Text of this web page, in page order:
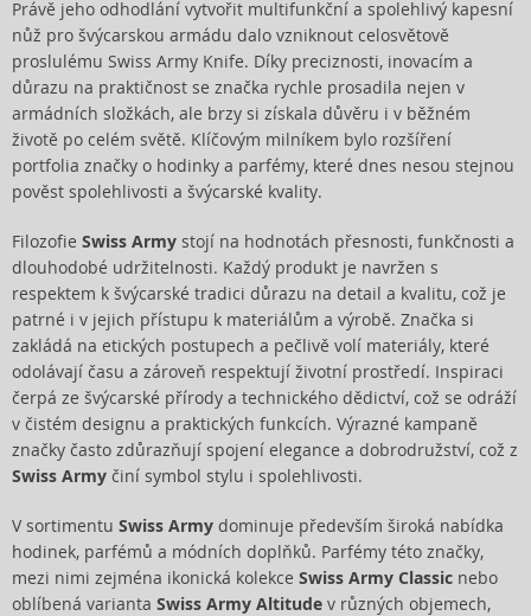
Právě jeho odhodlání vytvořit multifunkční a spolehlivý kapesní
nůž pro švýcarskou armádu dalo vzniknout celosvětově
proslulému Swiss Army Knife. Díky preciznosti, inovacím a
důrazu na praktičnost se značka rychle prosadila nejen v
armádních složkách, ale brzy si získala důvěru i v běžném
životě po celém světě. Klíčovým milníkem bylo rozšíření
portfolia značky o hodinky a parfémy, které dnes nesou stejnou
pověst spolehlivosti a švýcarské kvality.
Filozofie Swiss Army stojí na hodnotách přesnosti, funkčnosti a
dlouhodobé udržitelnosti. Každý produkt je navržen s
respektem k švýcarské tradici důrazu na detail a kvalitu, což je
patrné i v jejich přístupu k materiálům a výrobě. Značka si
zakládá na etických postupech a pečlivě volí materiály, které
odolávají času a zároveň respektují životní prostředí. Inspiraci
čerpá ze švýcarské přírody a technického dědictví, což se odráží
v čistém designu a praktických funkcích. Výrazné kampaně
značky často zdůrazňují spojení elegance a dobrodružství, což z
Swiss Army činí symbol stylu i spolehlivosti.
V sortimentu Swiss Army dominuje především široká nabídka
hodinek, parfémů a módních doplňků. Parfémy této značky,
mezi nimi zejména ikonická kolekce Swiss Army Classic nebo
oblíbená varianta Swiss Army Altitude v různých objemech,